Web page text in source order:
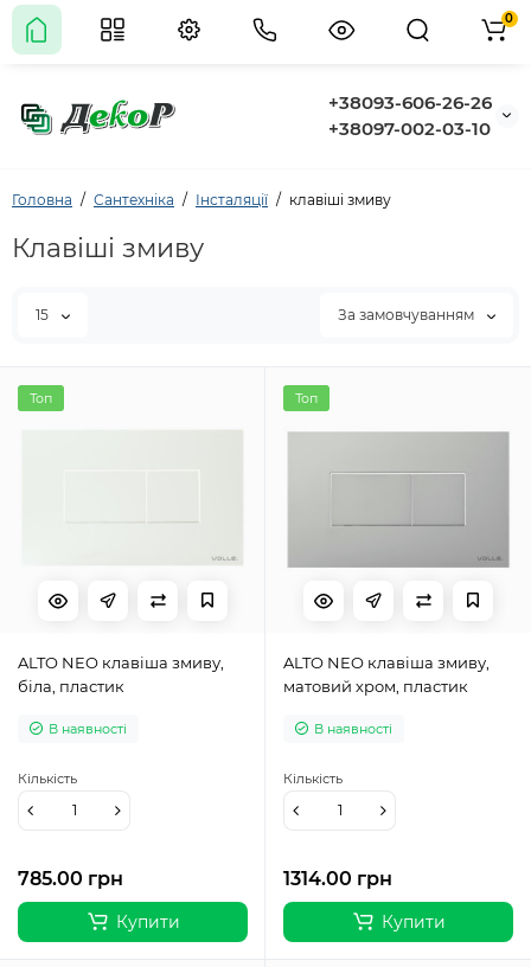
+38093-606-26-26
+38097-002-03-10
0
Головна Сантехніка Інсталяції клавіші змиву
Клавіші змиву
15 За замовчуванням
Топ
ALTO NEO клавіша змиву,
біла, пластик
В наявності
785.00 грн
Кількість
Купити
Топ
ALTO NEO клавіша змиву,
матовий хром, пластик
В наявності
1314.00 грн
Кількість
Купити